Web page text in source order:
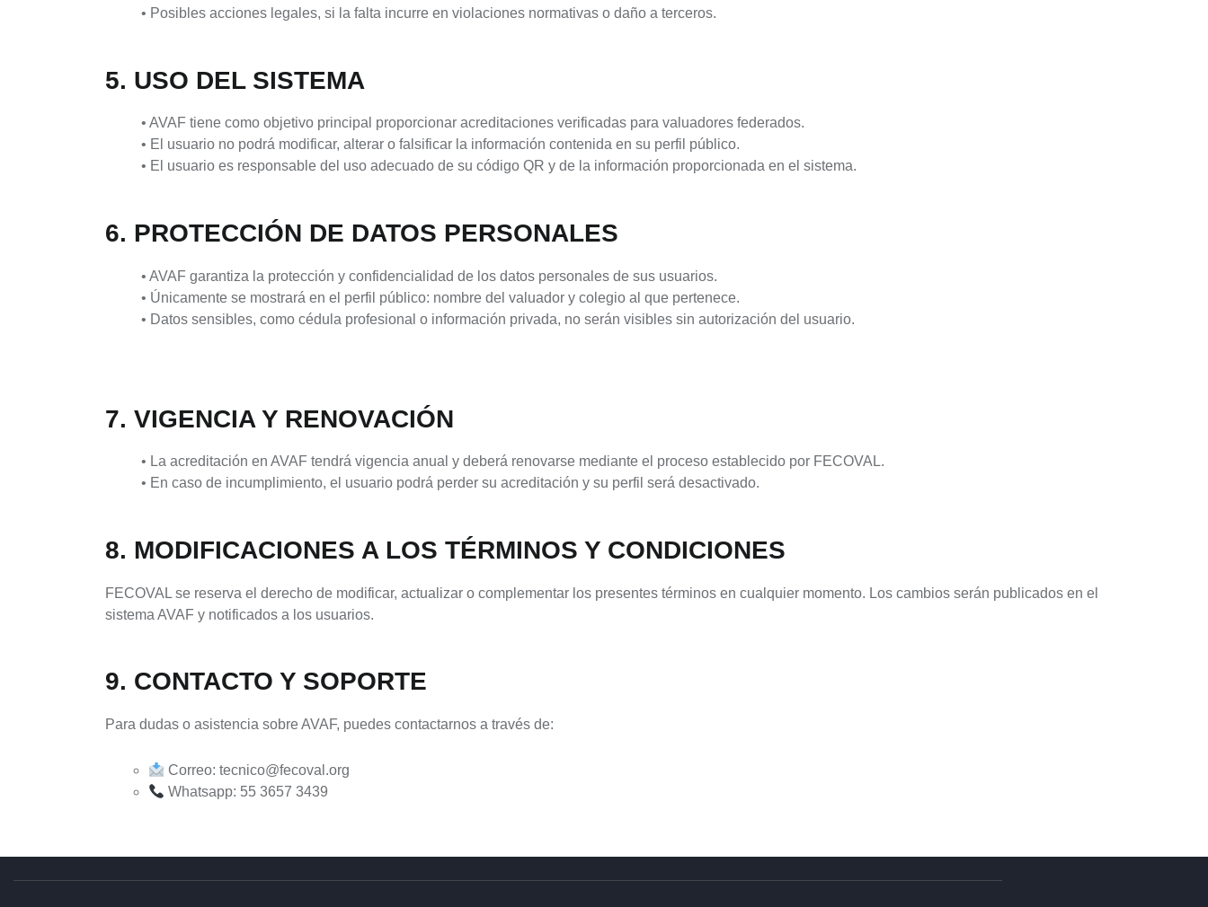
• Posibles acciones legales, si la falta incurre en violaciones normativas o daño a terceros.
5. USO DEL SISTEMA
• AVAF tiene como objetivo principal proporcionar acreditaciones verificadas para valuadores federados.
• El usuario no podrá modificar, alterar o falsificar la información contenida en su perfil público.
• El usuario es responsable del uso adecuado de su código QR y de la información proporcionada en el sistema.
6. PROTECCIÓN DE DATOS PERSONALES
• AVAF garantiza la protección y confidencialidad de los datos personales de sus usuarios.
• Únicamente se mostrará en el perfil público: nombre del valuador y colegio al que pertenece.
• Datos sensibles, como cédula profesional o información privada, no serán visibles sin autorización del usuario.
7. VIGENCIA Y RENOVACIÓN
• La acreditación en AVAF tendrá vigencia anual y deberá renovarse mediante el proceso establecido por FECOVAL.
• En caso de incumplimiento, el usuario podrá perder su acreditación y su perfil será desactivado.
8. MODIFICACIONES A LOS TÉRMINOS Y CONDICIONES
FECOVAL se reserva el derecho de modificar, actualizar o complementar los presentes términos en cualquier momento. Los cambios serán publicados en el
sistema AVAF y notificados a los usuarios.
9. CONTACTO Y SOPORTE
Para dudas o asistencia sobre AVAF, puedes contactarnos a través de:
Correo:tecnico@fecoval.org
Whatsapp: 55 3657 3439